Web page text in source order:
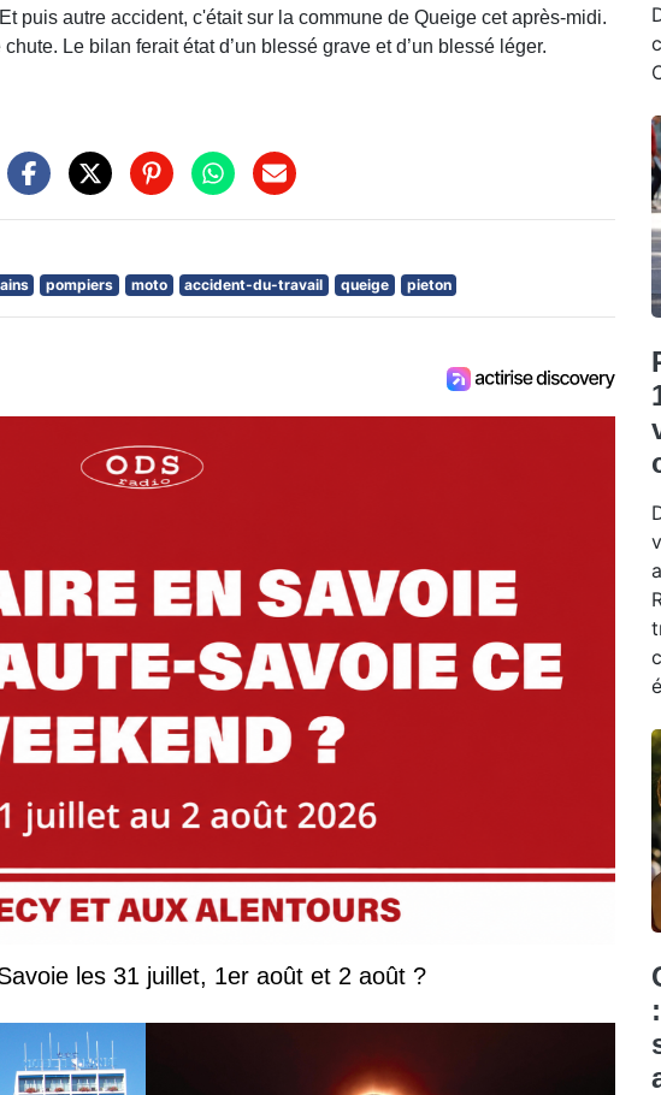
puis autre accident, c'était sur la commune de Queige cet après-midi.
Le bilan ferait état d’un blessé grave et d’un blessé léger.
pompiers moto accident-du-travail queige pieton
Que faire en Savoie et Haute-Savoie les 31 juillet, 1er août et 2 août ?